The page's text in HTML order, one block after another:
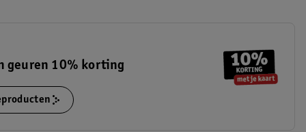
geuren 10% korting